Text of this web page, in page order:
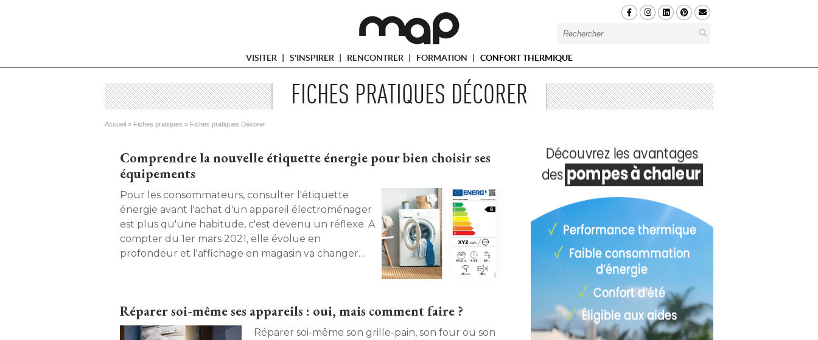
VISITER S'INSPIRER RENCONTRER FORMATION CONFORT THERMIQUE
FICHES PRATIQUES DÉCORER
Vous êtes ici
Accueil » Fiches pratiques » Fiches pratiques Décorer
Comprendre la nouvelle étiquette énergie pour bien choisir ses
équipements
Pour les consommateurs, consulter l'étiquette
énergie avant l'achat d'un appareil électroménager
est plus qu'une habitude, c'est devenu un réflexe. A
compter du 1er mars 2021, elle évolue en
profondeur et l'affichage en magasin va changer
Réparer soi-même ses appareils : oui, mais comment faire ?
Réparer soi-même son grille-pain, son four ou son